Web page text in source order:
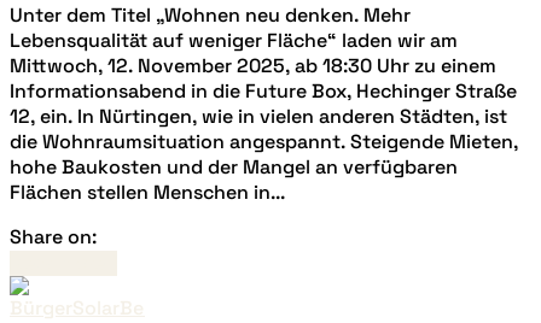
Unter dem Titel „Wohnen neu denken. Mehr
Lebensqualität auf weniger Fläche“ laden wir am
Mittwoch, 12. November 2025, ab 18:30 Uhr zu einem
Informationsabend in die Future Box, Hechinger Straße
12, ein. In Nürtingen, wie in vielen anderen Städten, ist
die Wohnraumsituation angespannt. Steigende Mieten,
hohe Baukosten und der Mangel an verfügbaren
Flächen stellen Menschen in...
Share on: